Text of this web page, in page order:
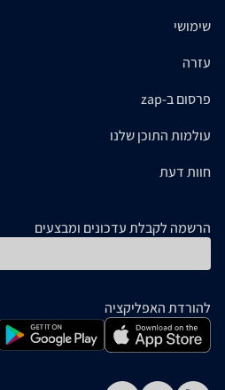
שימושי
עזרה
פרסום ב-zap
עולמות התוכן שלנו
חוות דעת
הרשמה לקבלת עדכונים ומבצעים
להורדת האפליקציה